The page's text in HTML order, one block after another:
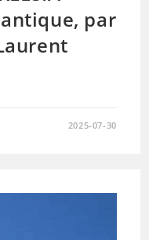
par
2025-07-30